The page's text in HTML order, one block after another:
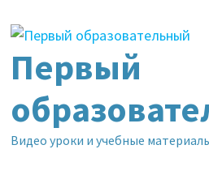
содержимому
Первый
Видео уроки и учебные